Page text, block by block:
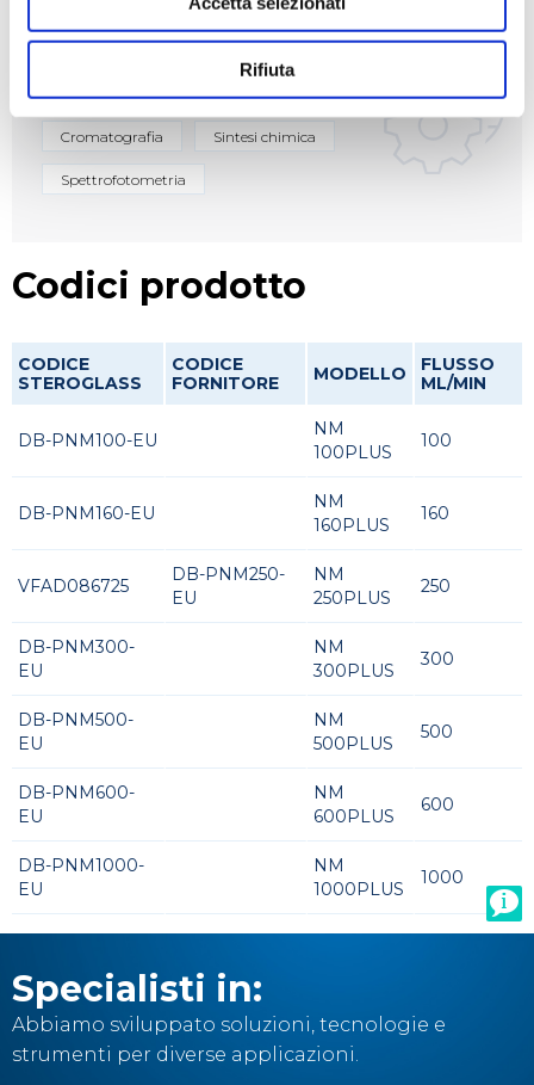
Rifiuta
Cromatografia Sintesi chimica
Spettrofotometria
Codici prodotto
CODICE
STEROGLASS
CODICE
FORNITORE
MODELLO
FLUSSO
ML/MIN
DB-PNM100-EU
NM
100PLUS
100
DB-PNM160-EU
NM
160PLUS
160
VFAD086725
DB-PNM250-
EU
NM
250PLUS
250
DB-PNM300-
EU
NM
300PLUS
300
DB-PNM500-
EU
NM
500PLUS
500
DB-PNM600-
EU
NM
600PLUS
600
DB-PNM1000-
EU
NM
1000PLUS
1000
Specialisti in:
Abbiamo sviluppato soluzioni, tecnologie e
strumenti per diverse applicazioni.